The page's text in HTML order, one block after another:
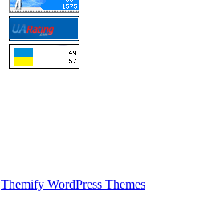
Themify WordPress Themes